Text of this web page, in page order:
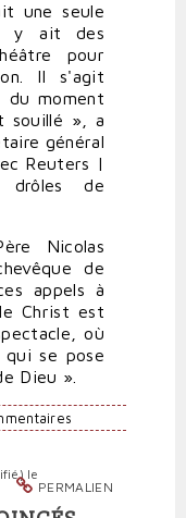
une seule
y ait des
pour
Il s'agit
du moment
souillé », a
général
Reuters |
drôles de
Nicolas
de
appels à
Christ est
où
se pose
Dieu ».
PERMALIEN
le